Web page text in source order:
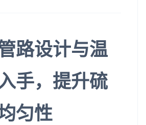
路设计与温
手，提升硫
匀性